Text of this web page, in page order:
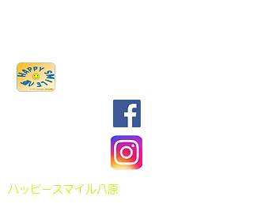
​ハッピースマイル八原